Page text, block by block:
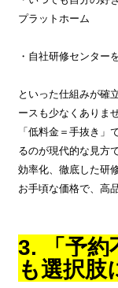
プラットホーム
・自社研修センター
といった仕組みが確
ースも少なくありませ
「低料金＝手抜き」
るのが現代的な見方で
効率化、徹底した研
お手頃な価格で、高
3. 「予約
も選択肢